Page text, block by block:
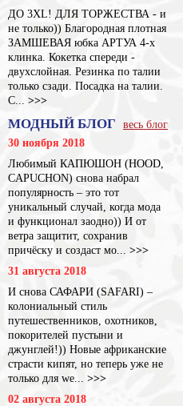
ДО 3XL! ДЛЯ ТОРЖЕСТВА - и
не только)) Благородная плотная
ЗАМШЕВАЯ юбка АРТУА 4-х
клинка. Кокетка спереди -
двухслойная. Резинка по талии
только сзади. Посадка на талии.
С... >>>
МОДНЫЙ БЛОГ
весь блог
30 ноября 2018
Любимый КАПЮШОН (HOOD,
CAPUCHON) снова набрал
популярность – это тот
уникальный случай, когда мода
и функционал заодно)) И от
ветра защитит, сохранив
причёску и создаст мо... >>>
31 августа 2018
И снова САФАРИ (SAFARI) –
колониальный стиль
путешественников, охотников,
покорителей пустыни и
джунглей!)) Новые африканские
страсти кипят, но теперь уже не
только для we... >>>
02 августа 2018